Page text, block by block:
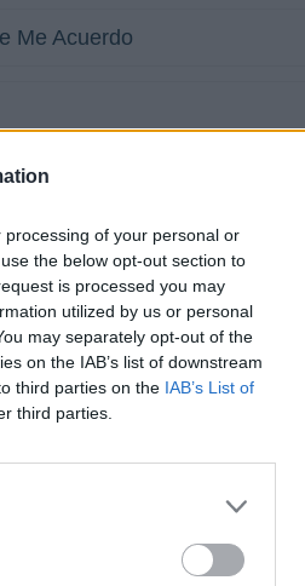
of your personal or
the below opt-out section to
is processed you may
utilized by us or personal
may separately opt-out of the
on the IAB’s list of downstream
third parties on the IAB’s List of
third parties.
Me Acuerdo
de mí